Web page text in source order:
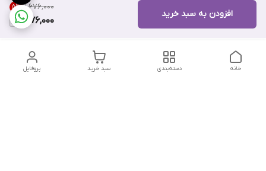
۹٬۶۷۶٬۰۰۰ 5%
9,176,000
افزودن به سبد خرید
پروفایل سبد خرید دسته‌بندی خانه